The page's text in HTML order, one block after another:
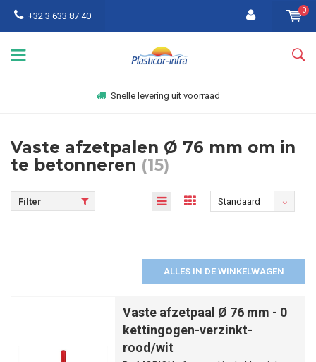
+32 3 633 87 40
0
Snelle levering uit voorraad
Vaste afzetpalen Ø 76 mm om in
te betonneren (15)
Filter Standaard
ALLES IN DE WINKELWAGEN
Vaste afzetpaal Ø 76 mm - 0
kettingogen-verzinkt-
rood/wit